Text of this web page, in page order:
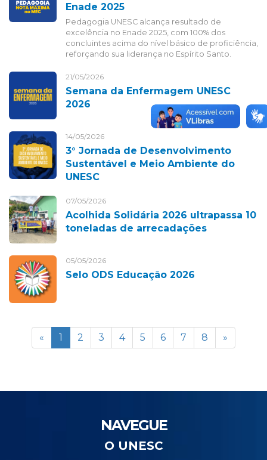
Enade 2025
Pedagogia UNESC alcança resultado de
excelência no Enade 2025, com 100% dos
concluintes acima do nível básico de proficiência,
reforçando sua liderança no Espírito Santo.
21/05/2026
Semana da Enfermagem UNESC
2026
14/05/2026
3° Jornada de Desenvolvimento
Sustentável e Meio Ambiente do
UNESC
07/05/2026
Acolhida Solidária 2026 ultrapassa 10
toneladas de arrecadações
05/05/2026
Selo ODS Educação 2026
« 1 2 3 4 5 6 7 8 »
NAVEGUE
O UNESC